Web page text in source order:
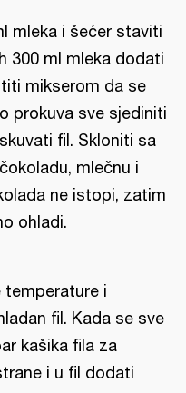
mleka i šećer staviti
300 ml mleka dodati
mikserom da se
prokuva sve sjediniti
fil. Skloniti sa
mlečnu i
ne istopi, zatim
ohladi.
temperature i
fil. Kada se sve
kašika fila za
i u fil dodati